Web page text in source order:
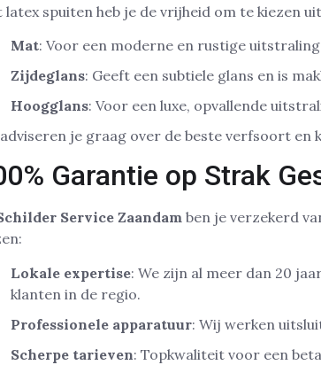
latex spuiten heb je de vrijheid om te kiezen
Mat: Voor een moderne en rustige
Zijdeglans: Geeft een subtiele glans en is
Hoogglans: Voor een luxe, opvallende
je graag over de beste verfsoort
Garantie op Strak
Service Zaandam ben je verzekerd
Lokale expertise: We zijn al meer dan 20
klanten in de regio.
Professionele apparatuur: Wij werken
Scherpe tarieven: Topkwaliteit voor een